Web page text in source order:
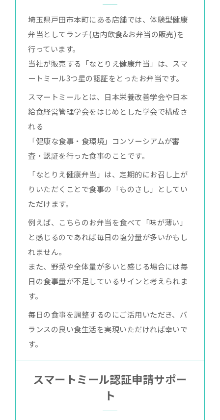
埼玉県戸田市本町にある店舗では、体験型健康
弁当としてランチ(店内飲食&お弁当の販売)を
行っています。
当社が販売する「なとりえ健康弁当」は、スマ
ートミール3つ星の認証をとったお弁当です。
スマートミールとは、日本栄養改善学会や日本
給食経営管理学会をはじめとした学会で構成さ
れる
「健康な食事・食環境」コンソーシアムが審
査・認証を行った食事のことです。
「なとりえ健康弁当」は、定期的にお召し上が
りいただくことで食事の「ものさし」としてい
ただけます。
例えば、こちらのお弁当を食べて「味が薄い」
と感じるのであれば毎日の塩分量が多いかもし
れません。
また、野菜や全体量が多いと感じる場合には毎
日の食事量が不足しているサインと考えられま
す。
毎日の食事を調整するのにご活用いただき、バ
ランスの良い食生活を実現いただければ幸いで
す。
スマートミール認証申請サポー
ト